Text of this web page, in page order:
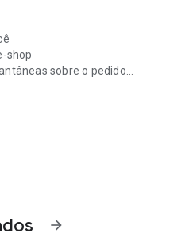
shop
sobre o pedido
status
online
encontrado após o registro da
arrow_forward